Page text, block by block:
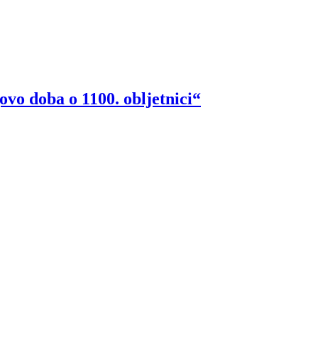
doba o 1100. obljetnici“